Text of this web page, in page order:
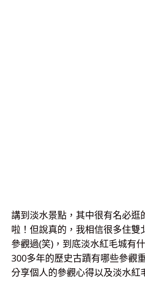
講到淡水景點，其中很有名必逛
啦！但說真的，我相信很多住雙
參觀過(笑)，到底淡水紅毛城有
300多年的歷史古蹟有哪些參觀
分享個人的參觀心得以及淡水紅